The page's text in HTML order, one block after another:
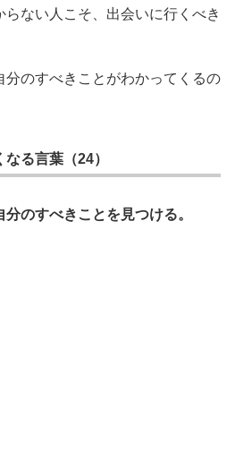
らない人こそ、出会いに行くべき
分のすべきことがわかってくるの
る言葉（24）
のすべきことを見つける。